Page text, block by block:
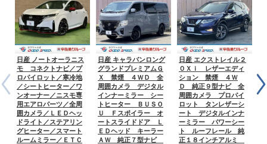
日産 ノートオーラニス
モ コネクトナビ／プ
ロパイロット／寒冷地
／シートヒーター／ワ
ンオーナー／ニスモ専
用エアロパーツ／全周
囲カメラ／ＬＥＤヘッ
ドライト／ステアリン
グヒーター／スマート
ルームミラー／ＥＴＣ
日産 キャラバンロング
グランドプレミアムＧ
Ｘ 禁煙 ４ＷＤ 全
周囲カメラ デジタル
インナーミラー シー
トヒーター ＢＵＳＯ
Ｕ Ｆスポイラー オ
ートスライドドア Ｌ
ＥＤヘッド キーラー
ＡＷ 純正７型ナビ
日産 エクストレイル２
０Ｘｉ レザーエディ
ション 禁煙 ４Ｗ
Ｄ 純正９型ナビ 全
周囲カメラ プロパイ
ロット タンレザーシ
ート デジタルインナ
ーミラー パワーシー
ト ルーフレール 純
正１８インチアルミ